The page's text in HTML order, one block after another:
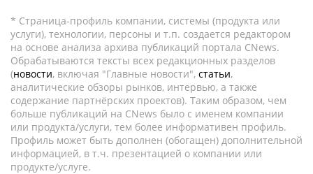
* Страница-профиль компании, системы (продукта или
услуги), технологии, персоны и т.п. создается редактором
на основе анализа архива публикаций портала CNews.
Обрабатываются тексты всех редакционных разделов
(новости, включая "Главные новости", статьи,
аналитические обзоры рынков, интервью, а также
содержание партнёрских проектов). Таким образом, чем
больше публикаций на CNews было с именем компании
или продукта/услуги, тем более информативен профиль.
Профиль может быть дополнен (обогащен) дополнительной
информацией, в т.ч. презентацией о компании или
продукте/услуге.